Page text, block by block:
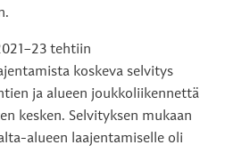
tehtiin
koskeva selvitys
ja alueen joukkoliikennettä
kesken. Selvityksen mukaan
alueen laajentamiselle oli